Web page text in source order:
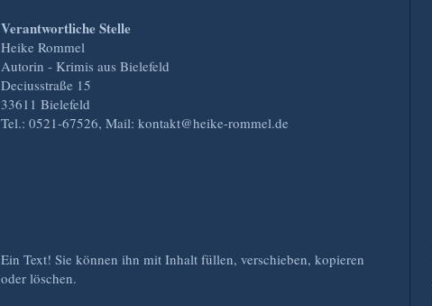
Verantwortliche Stelle
Heike Rommel
Autorin - Krimis aus Bielefeld
Deciusstraße 15
33611 Bielefeld
Tel.: 0521-67526, Mail: kontakt@heike-rommel.de
Ein Text! Sie können ihn mit Inhalt füllen, verschieben, kopieren
oder löschen.